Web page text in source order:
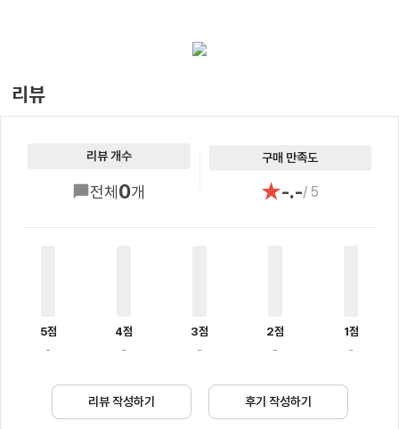
리뷰
리뷰 개수
전체0개
구매 만족도
★-.-/ 5
5점
-
4점
-
3점
-
2점
-
1점
-
리뷰 작성하기 후기 작성하기